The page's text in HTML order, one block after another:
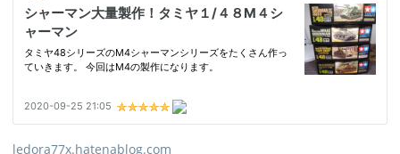
ledora77x.hatenablog.com